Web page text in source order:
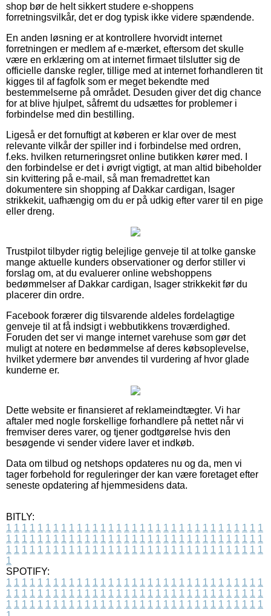
shop bør de helt sikkert studere e-shoppens
forretningsvilkår, det er dog typisk ikke videre spændende.
En anden løsning er at kontrollere hvorvidt internet
forretningen er medlem af e-mærket, eftersom det skulle
være en erklæring om at internet firmaet tilslutter sig de
officielle danske regler, tillige med at internet forhandleren tit
kigges til af fagfolk som er meget bekendte med
bestemmelserne på området. Desuden giver det dig chance
for at blive hjulpet, såfremt du udsættes for problemer i
forbindelse med din bestilling.
Ligeså er det fornuftigt at køberen er klar over de mest
relevante vilkår der spiller ind i forbindelse med ordren,
f.eks. hvilken returneringsret online butikken kører med. I
den forbindelse er det i øvrigt vigtigt, at man altid bibeholder
sin kvittering på e-mail, så man fremadrettet kan
dokumentere sin shopping af Dakkar cardigan, Isager
strikkekit, uafhængig om du er på udkig efter varer til en pige
eller dreng.
Trustpilot tilbyder rigtig belejlige genveje til at tolke ganske
mange aktuelle kunders observationer og derfor stiller vi
forslag om, at du evaluerer online webshoppens
bedømmelser af Dakkar cardigan, Isager strikkekit før du
placerer din ordre.
Facebook forærer dig tilsvarende aldeles fordelagtige
genveje til at få indsigt i webbutikkens troværdighed.
Foruden det ser vi mange internet varehuse som gør det
muligt at notere en bedømmelse af deres købsoplevelse,
hvilket ydermere bør anvendes til vurdering af hvor glade
kunderne er.
Dette website er finansieret af reklameindtægter. Vi har
aftaler med nogle forskellige forhandlere på nettet når vi
fremviser deres varer, og tjener godtgørelse hvis den
besøgende vi sender videre laver et indkøb.
Data om tilbud og netshops opdateres nu og da, men vi
tager forbehold for reguleringer der kan være foretaget efter
seneste opdatering af hjemmesidens data.
BITLY:
1 1 1 1 1 1 1 1 1 1 1 1 1 1 1 1 1 1 1 1 1 1 1 1 1 1 1 1 1 1 1 1 1
1 1 1 1 1 1 1 1 1 1 1 1 1 1 1 1 1 1 1 1 1 1 1 1 1 1 1 1 1 1 1 1 1
1 1 1 1 1 1 1 1 1 1 1 1 1 1 1 1 1 1 1 1 1 1 1 1 1 1 1 1 1 1 1 1 1
1
SPOTIFY:
1 1 1 1 1 1 1 1 1 1 1 1 1 1 1 1 1 1 1 1 1 1 1 1 1 1 1 1 1 1 1 1 1
1 1 1 1 1 1 1 1 1 1 1 1 1 1 1 1 1 1 1 1 1 1 1 1 1 1 1 1 1 1 1 1 1
1 1 1 1 1 1 1 1 1 1 1 1 1 1 1 1 1 1 1 1 1 1 1 1 1 1 1 1 1 1 1 1 1